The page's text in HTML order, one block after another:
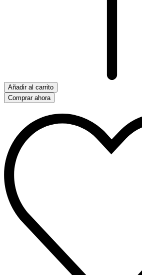
Añadir al carrito
Comprar ahora